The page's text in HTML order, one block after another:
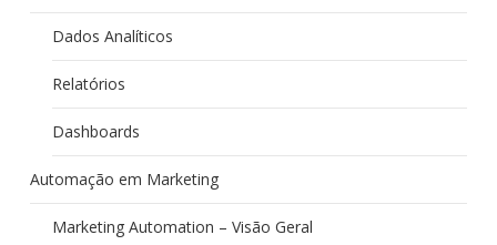
Dados Analíticos
Relatórios
Dashboards
Automação em Marketing
Marketing Automation – Visão Geral